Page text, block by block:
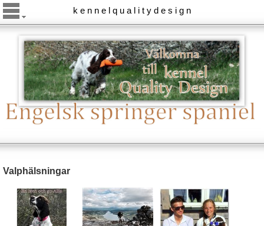
k e n n e l q u a l i t y d e s i g n
Valphälsningar